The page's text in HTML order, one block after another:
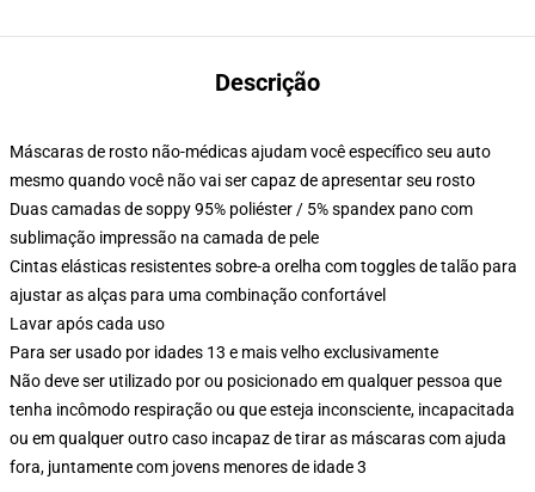
Descrição
Máscaras de rosto não-médicas ajudam você específico seu auto
mesmo quando você não vai ser capaz de apresentar seu rosto
Duas camadas de soppy 95% poliéster / 5% spandex pano com
sublimação impressão na camada de pele
Cintas elásticas resistentes sobre-a orelha com toggles de talão para
ajustar as alças para uma combinação confortável
Lavar após cada uso
Para ser usado por idades 13 e mais velho exclusivamente
Não deve ser utilizado por ou posicionado em qualquer pessoa que
tenha incômodo respiração ou que esteja inconsciente, incapacitada
ou em qualquer outro caso incapaz de tirar as máscaras com ajuda
fora, juntamente com jovens menores de idade 3